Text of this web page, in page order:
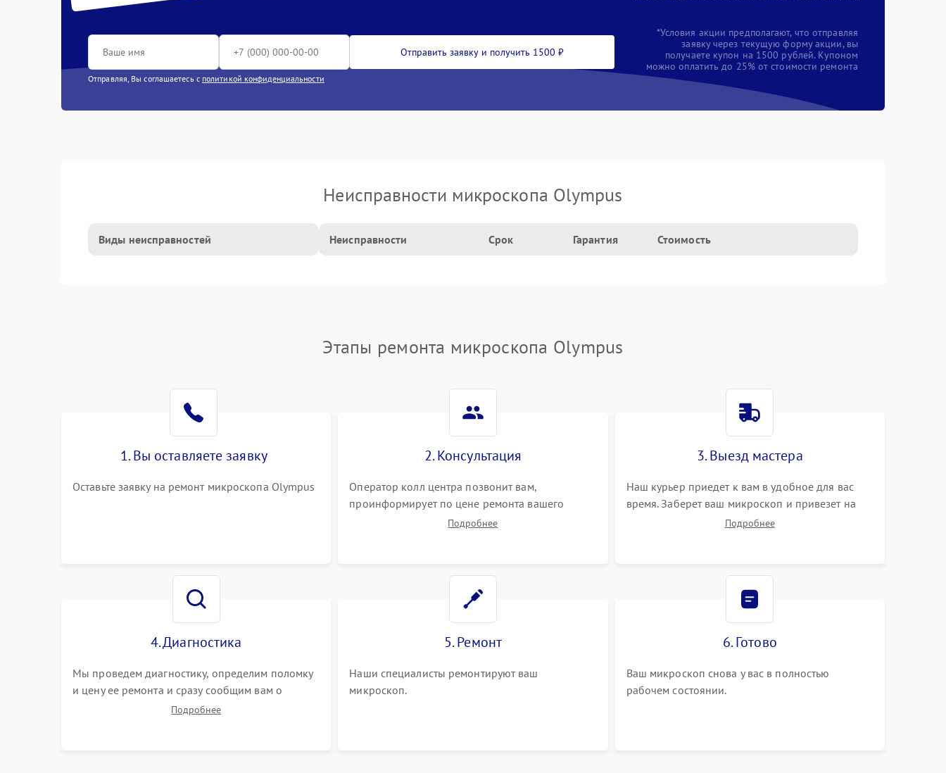
Отправить заявку и получить 1500 ₽
Отправляя, Вы соглашаетесь с политикой конфиденциальности
*Условия акции предполагают, что отправляя
заявку через текущую форму акции, вы
получаете купон на 1500 рублей. Купоном
можно оплатить до 25% от стоимости ремонта
Неисправности микроскопа Olympus
Виды неисправностей Неисправности Срок Гарантия Стоимость
Этапы ремонта микроскопа Olympus
1. Вы оставляете заявку
Оставьте заявку на ремонт микроскопа Olympus
2. Консультация
Оператор колл центра позвонит вам,
проинформирует по цене ремонта вашего
микроскопа а также ответит на все ваши
Подробнее
3. Выезд мастера
Наш курьер приедет к вам в удобное для вас
время. Заберет ваш микроскоп и привезет на
склад для диагностики.Подробнее
4. Диагностика
Мы проведем диагностику, определим поломку
и цену ее ремонта и сразу сообщим вам о
Подробнее
5. Ремонт
Наши специалисты ремонтируют ваш
микроскоп.
6. Готово
Ваш микроскоп снова у вас в полностью
рабочем состоянии.